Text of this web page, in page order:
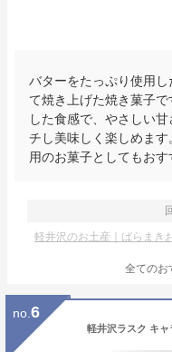
バターをたっぷり使用
て焼き上げた焼き菓子
した食感で、やさしい
チし美味しく楽しめま
用のお菓子としてもおす
軽井沢のお土産｜ばらまき
全てのお
no. 6
軽井沢ラスク キ